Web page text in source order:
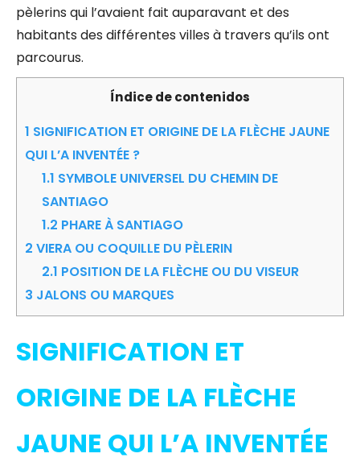
pèlerins qui l’avaient fait auparavant et des
habitants des différentes villes à travers qu’ils ont
parcourus.
Índice de contenidos
1 SIGNIFICATION ET ORIGINE DE LA FLÈCHE JAUNE
QUI L’A INVENTÉE ?
1.1 SYMBOLE UNIVERSEL DU CHEMIN DE
SANTIAGO
1.2 PHARE À SANTIAGO
2 VIERA OU COQUILLE DU PÈLERIN
2.1 POSITION DE LA FLÈCHE OU DU VISEUR
3 JALONS OU MARQUES
SIGNIFICATION ET
ORIGINE DE LA FLÈCHE
JAUNE QUI L’A INVENTÉE